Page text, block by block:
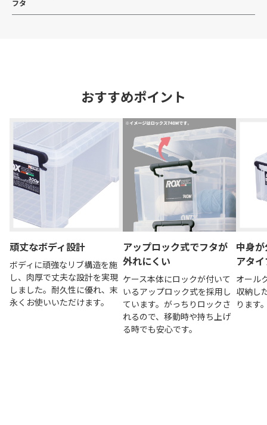
フタ
おすすめポイント
頑丈なボディ設計
ボディに頑強なリブ構造を施
し、肉厚で丈夫な設計を実現
しました。耐久性に優れ、末
永くお使いいただけます。
アップロック式でフタが
外れにくい
ケース本体にロックが付いて
いるアップロック式を採用し
ています。がっちりロックさ
れるので、移動時や持ち上げ
る時でも安心です。
中身
アタ
オール
収納し
ります